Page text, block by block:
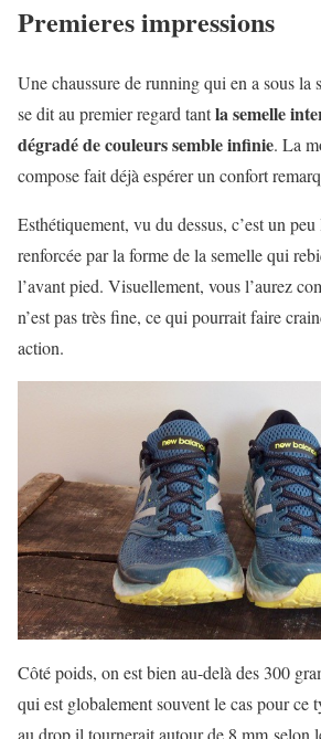
Premieres impressions
Une chaussure de running qui en a sous la
se dit au premier regard tantla semelle
dégradé de couleurs semble infinie. La
compose fait déjà espérer un confort
Esthétiquement, vu du dessus, c’est un
renforcée par la forme de la semelle qui
l’avant pied. Visuellement, vous l’aurez
n’est pas très fine, ce qui pourrait faire
action.
Côté poids, on est bien au-delà des 300
qui est globalement souvent le cas pour ce
au drop il tournerait autour de 8 mm selon